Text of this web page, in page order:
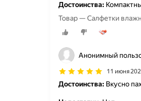
Достоинства:
Товар — Салфетки
Анонимный
11 июня
Достоинства: Вкусно